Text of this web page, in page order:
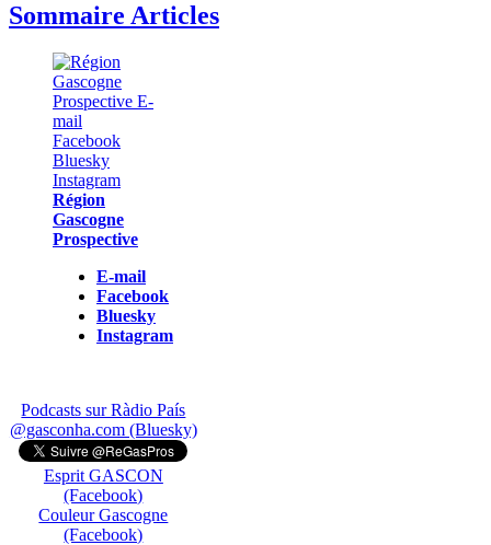
Sommaire Articles
Région
Gascogne
Prospective
E-mail
Facebook
Bluesky
Instagram
Podcasts sur Ràdio País
@gasconha.com (Bluesky)
Esprit GASCON
(Facebook)
Couleur Gascogne
(Facebook)